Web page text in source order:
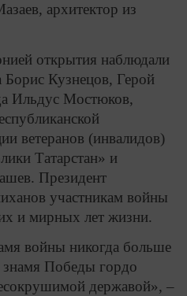
архитектор из
открытия наблюдали
Кузнецов, Герой
Ильдус Мостюков,
ветеранов (инвалидов)
Татарстан» и
Президент
участникам войны
и мирных лет жизни.
войны никогда больше
Победы гордо
державой», –